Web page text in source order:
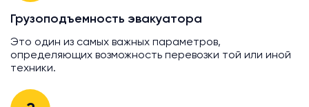
Грузоподъемность эвакуатора
Это один из самых важных параметров,
определяющих возможность перевозки той или иной
техники.